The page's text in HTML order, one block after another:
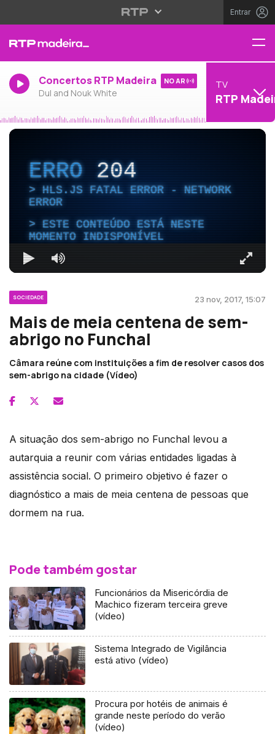
Entrar
Concertos RTP Madeira
Dul and Nouk White
NO AR TV
RTP
ERRO204
HLS.JS FATAL ERROR - NETWORK
ERROR
ESTE CONTEÚDO ESTÁ NESTE
MOMENTO INDISPONÍVEL
SOCIEDADE 23 nov, 2017, 15:07
Mais de meia centena de sem-
abrigo no Funchal
Câmara reúne com instituições a fim de resolver casos dos
sem-abrigo na cidade (Vídeo)
A situação dos sem-abrigo no Funchal levou a
autarquia a reunir com várias entidades ligadas à
assistência social. O primeiro objetivo é fazer o
diagnóstico a mais de meia centena de pessoas que
dormem na rua.
Pode também gostar
Funcionários da Misericórdia de
Machico fizeram terceira greve
(vídeo)
Sistema Integrado de Vigilância
está ativo (vídeo)
Procura por hotéis de animais é
grande neste período do verão
(vídeo)